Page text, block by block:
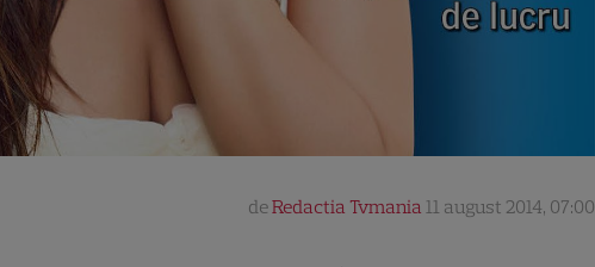
deRedactia Tvmania 11 august 2014, 07:00